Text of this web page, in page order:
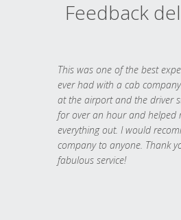
Feedback
This was one of the best
ever had with a cab
at the airport and the driver
for over an hour and helped
everything out. I would
company to anyone. Thank
fabulous service!